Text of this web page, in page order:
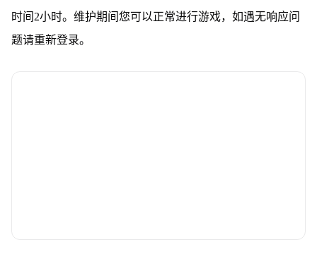
时间2小时。维护期间您可以正常进行游戏，如遇无响应问
题请重新登录。